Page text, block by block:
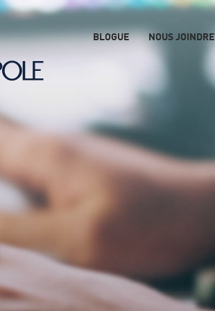
BLOGUE NOUS JOINDRE